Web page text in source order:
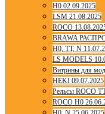
H0 02.09.2025
LSM 21.08.2025
ROCO
BRAWA
H0, TT, N
LS MODELS
Витрины для
HEKI 09.07.2025
Рельсы ROCO
ROCO H0